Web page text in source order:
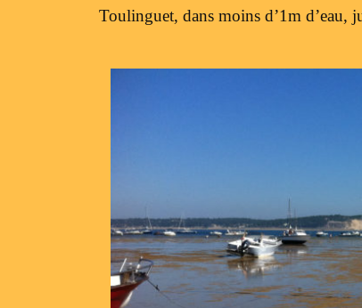
Toulinguet, dans moins d’1m d’eau,